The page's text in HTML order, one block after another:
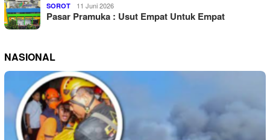
SOROT 11 Juni 2026
Pasar Pramuka : Usut Empat Untuk Empat
NASIONAL